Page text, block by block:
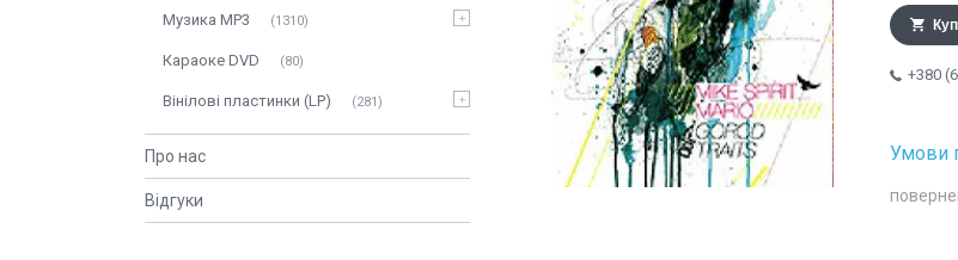
+380
Музика MP3 1310
Караоке DVD 80
Вінілові пластинки (LP) 281
Про нас
Відгуки